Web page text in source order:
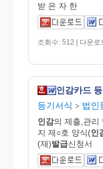
받 은 자 한
조회수: 512 | 다운로
인감카드
등기서식 > 법인
인감의 제출,관리
지 제○호 양식(인
(재)발급신청서